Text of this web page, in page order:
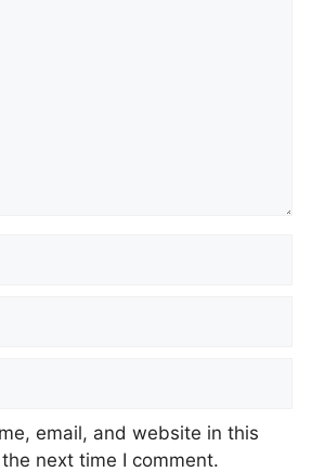
email, and website in this
next time I comment.